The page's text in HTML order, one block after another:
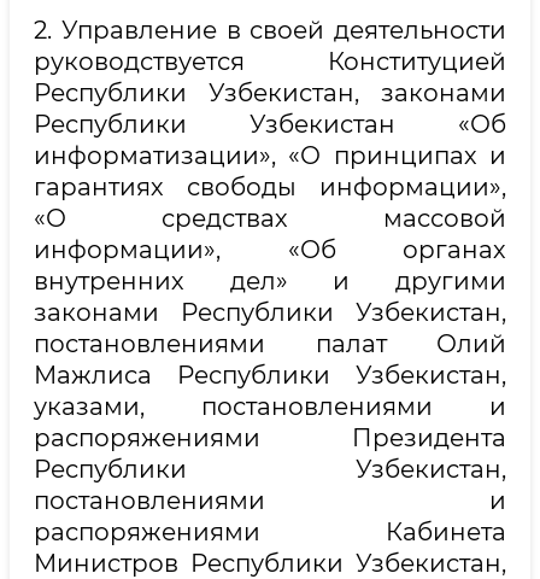
2. Управление в своей деятельности
руководствуется Конституцией
Республики Узбекистан, законами
Республики Узбекистан «Об
информатизации», «О принципах и
гарантиях свободы информации»,
«О средствах массовой
информации», «Об органах
внутренних дел» и другими
законами Республики Узбекистан,
постановлениями палат Олий
Мажлиса Республики Узбекистан,
указами, постановлениями и
распоряжениями Президента
Республики Узбекистан,
постановлениями и
распоряжениями Кабинета
Министров Республики Узбекистан,